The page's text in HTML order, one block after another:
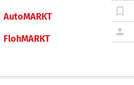
AutoMARKT
FlohMARKT